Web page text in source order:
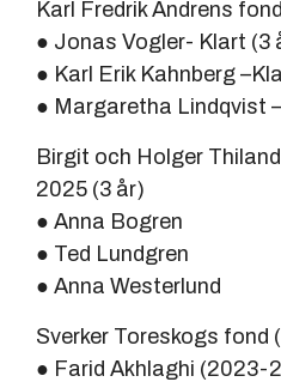
Karl Fredrik Andrens
● Jonas Vogler- Klart (3
● Karl Erik Kahnberg
● Margaretha Lindqvist
Birgit och Holger
2025 (3 år)
● Anna Bogren
● Ted Lundgren
● Anna Westerlund
Sverker Toreskogs fond
● Farid Akhlaghi (2023-